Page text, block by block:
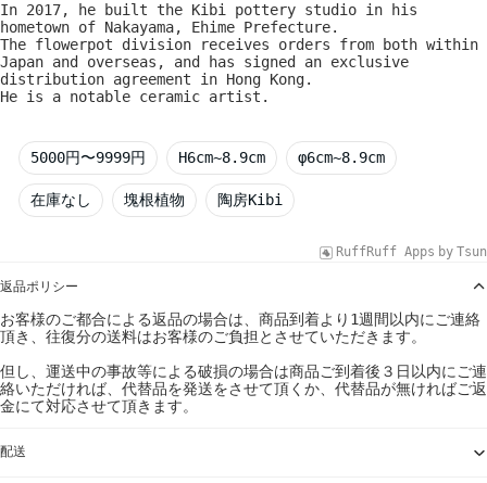
In 2017, he built the Kibi pottery studio in his
hometown of Nakayama, Ehime Prefecture.
The flowerpot division receives orders from both within
Japan and overseas, and has signed an exclusive
distribution agreement in Hong Kong.
He is a notable ceramic artist.
5000円〜9999円 H6cm~8.9cm φ6cm~8.9cm
在庫なし 塊根植物 陶房Kibi
RuffRuff Apps by Tsun
返品ポリシー
お客様のご都合による返品の場合は、商品到着より1週間以内にご連絡
頂き、往復分の送料はお客様のご負担とさせていただきます。
但し、運送中の事故等による破損の場合は商品ご到着後３日以内にご連
絡いただければ、代替品を発送をさせて頂くか、代替品が無ければご返
金にて対応させて頂きます。
配送